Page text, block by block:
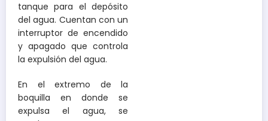
tanque para el depósito
del agua. Cuentan con un
interruptor de encendido
y apagado que controla
la expulsión del agua.
En el extremo de la
boquilla en donde se
expulsa el agua, se